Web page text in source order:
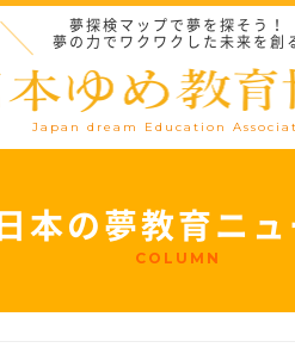
夢探検マップで夢を探そう！
夢の力でワクワクした未来を創
Japan dream Education
日本の夢教育ニュ
COLUMN